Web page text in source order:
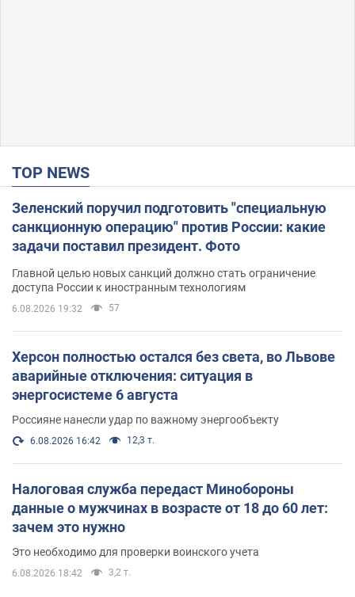
TOP NEWS
Зеленский поручил подготовить "специальную
санкционную операцию" против России: какие
задачи поставил президент. Фото
Главной целью новых санкций должно стать ограничение
доступа России к иностранным технологиям
6.08.2026 19:32 57
Херсон полностью остался без света, во Львове
аварийные отключения: ситуация в
энергосистеме 6 августа
Россияне нанесли удар по важному энергообъекту
6.08.2026 16:42 12,3 т.
Налоговая служба передаст Минобороны
данные о мужчинах в возрасте от 18 до 60 лет:
зачем это нужно
Это необходимо для проверки воинского учета
6.08.2026 18:42 3,2 т.